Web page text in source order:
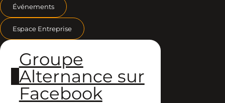
Événements
Espace Entreprise
Groupe
Alternance sur
Facebook